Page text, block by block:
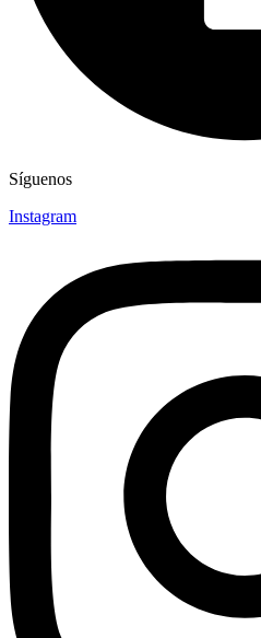
Síguenos
Instagram